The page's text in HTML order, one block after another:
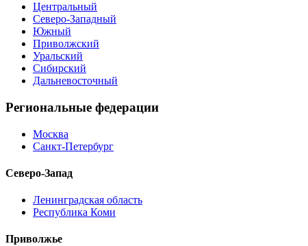
Центральный
Северо-Западный
Южный
Приволжский
Уральский
Сибирский
Дальневосточный
Региональные федерации
Москва
Санкт-Петербург
Северо-Запад
Ленинградская область
Республика Коми
Приволжье